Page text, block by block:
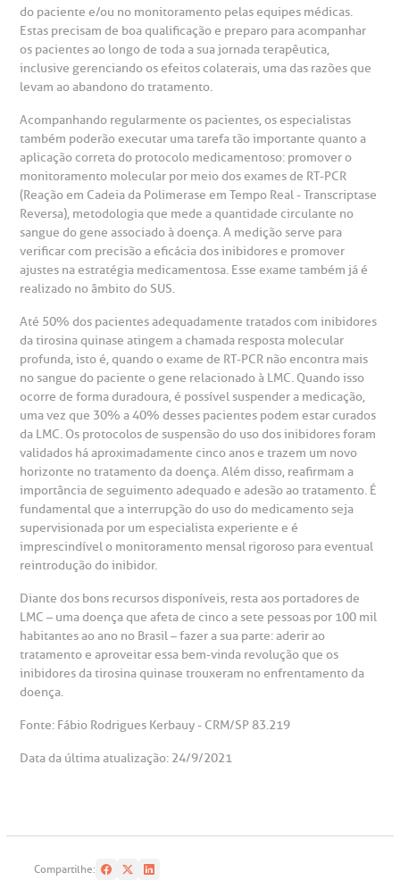
do paciente e/ou no monitoramento pelas equipes médicas.
Estas precisam de boa qualificação e preparo para acompanhar
os pacientes ao longo de toda a sua jornada terapêutica,
inclusive gerenciando os efeitos colaterais, uma das razões que
levam ao abandono do tratamento.
Acompanhando regularmente os pacientes, os especialistas
também poderão executar uma tarefa tão importante quanto a
aplicação correta do protocolo medicamentoso: promover o
monitoramento molecular por meio dos exames de RT-PCR
(Reação em Cadeia da Polimerase em Tempo Real - Transcriptase
Reversa), metodologia que mede a quantidade circulante no
sangue do gene associado à doença. A medição serve para
verificar com precisão a eficácia dos inibidores e promover
ajustes na estratégia medicamentosa. Esse exame também já é
realizado no âmbito do SUS.
Até 50% dos pacientes adequadamente tratados com inibidores
da tirosina quinase atingem a chamada resposta molecular
profunda, isto é, quando o exame de RT-PCR não encontra mais
no sangue do paciente o gene relacionado à LMC. Quando isso
ocorre de forma duradoura, é possível suspender a medicação,
uma vez que 30% a 40% desses pacientes podem estar curados
da LMC. Os protocolos de suspensão do uso dos inibidores foram
validados há aproximadamente cinco anos e trazem um novo
horizonte no tratamento da doença. Além disso, reafirmam a
importância de seguimento adequado e adesão ao tratamento. É
fundamental que a interrupção do uso do medicamento seja
supervisionada por um especialista experiente e é
imprescindível o monitoramento mensal rigoroso para eventual
reintrodução do inibidor.
Diante dos bons recursos disponíveis, resta aos portadores de
LMC – uma doença que afeta de cinco a sete pessoas por 100 mil
habitantes ao ano no Brasil – fazer a sua parte: aderir ao
tratamento e aproveitar essa bem-vinda revolução que os
inibidores da tirosina quinase trouxeram no enfrentamento da
doença.
Fonte: Fábio Rodrigues Kerbauy - CRM/SP 83.219
Data da última atualização: 24/9/2021
Compartilhe: